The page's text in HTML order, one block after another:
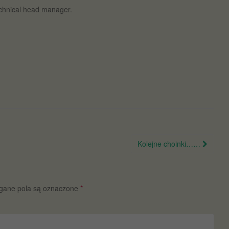
head manager.
Kolejne choinki……
pola są oznaczone *